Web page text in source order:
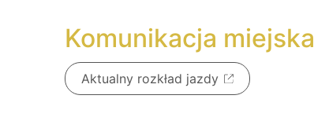
Komunikacja miejska
Aktualny rozkład jazdy